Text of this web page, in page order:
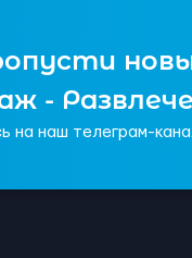
-
на наш телеграм-